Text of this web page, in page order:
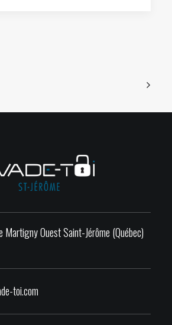
Martigny Ouest Saint-Jérôme (Québec)
toi.com